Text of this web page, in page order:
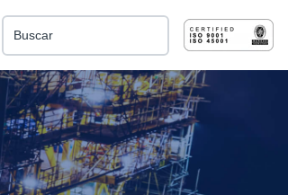
Esto es un campo de búsqueda con una función
No hay sugerencias porque el campo de